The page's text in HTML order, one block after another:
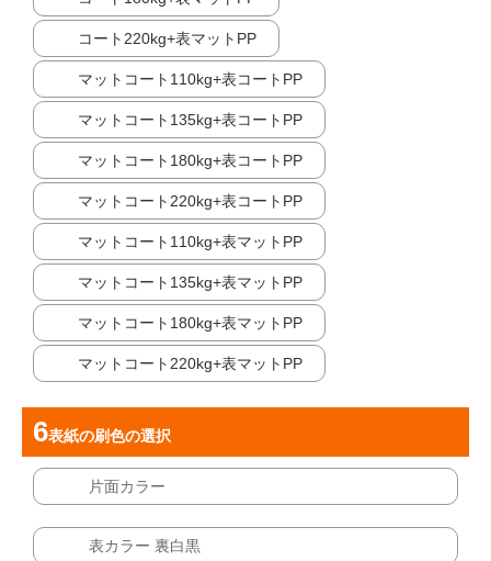
コート220kg+表マットPP
マットコート110kg+表コートPP
マットコート135kg+表コートPP
マットコート180kg+表コートPP
マットコート220kg+表コートPP
マットコート110kg+表マットPP
マットコート135kg+表マットPP
マットコート180kg+表マットPP
マットコート220kg+表マットPP
表紙の刷色の選択
片面カラー
表カラー 裏白黒